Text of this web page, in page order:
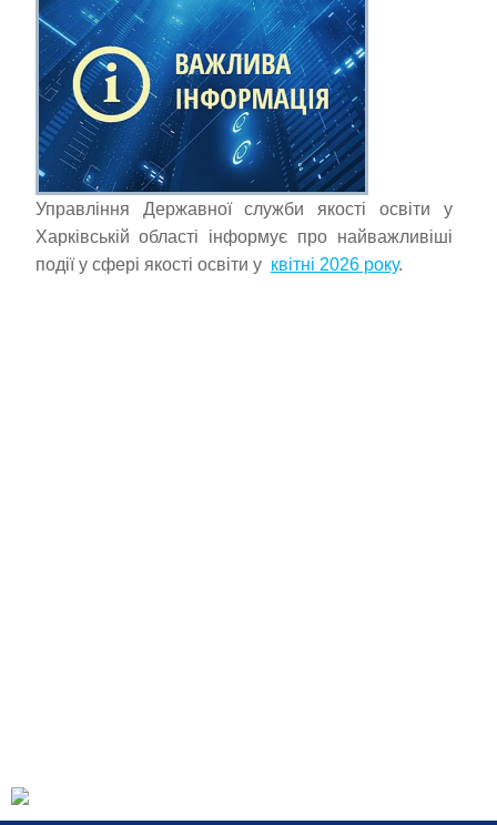
Управління Державної служби якості освіти у
Харківській області інформує про найважливіші
події у сфері якості освіти у квітні 2026 року.